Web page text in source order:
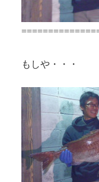
もしや・・・